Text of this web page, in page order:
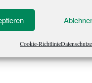
Cookie-Richtlinie